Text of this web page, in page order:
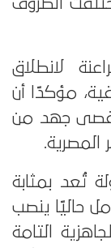
الظروف
لانطلاق
مؤكدًا أن
أقصى جهد من
المصرية.
تُعد بمثابة
حاليًا ينصب
التامة